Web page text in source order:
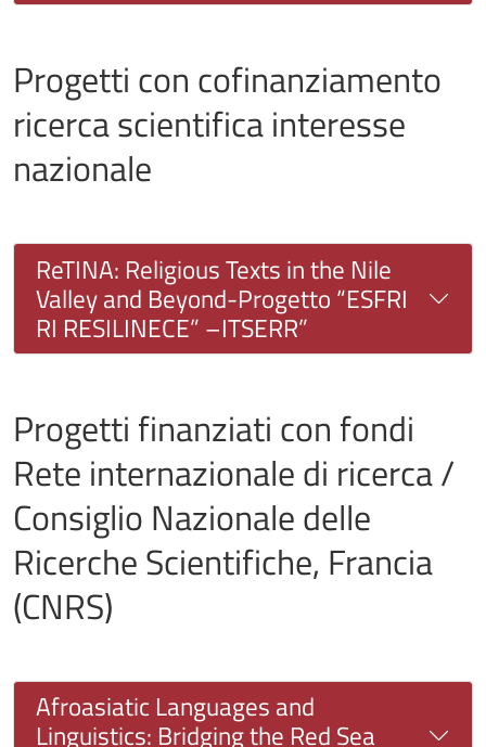
Progetti con cofinanziamento
ricerca scientifica interesse
nazionale
ReTINA: Religious Texts in the Nile
Valley and Beyond-Progetto “ESFRI
RI RESILINECE” –ITSERR”
Progetti finanziati con fondi
Rete internazionale di ricerca /
Consiglio Nazionale delle
Ricerche Scientifiche, Francia
(CNRS)
Afroasiatic Languages and
Linguistics: Bridging the Red Sea